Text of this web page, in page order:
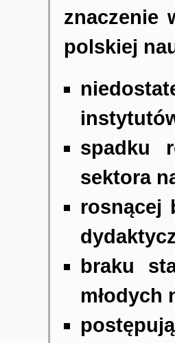
znaczenie
polskiej
spadku
sektora
rosnącej
braku
młodych